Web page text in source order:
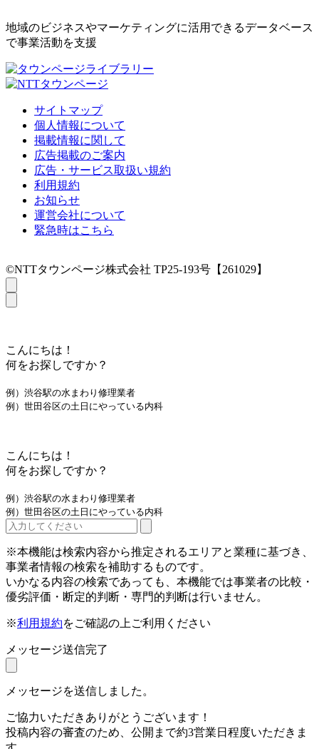
地域のビジネスやマーケティングに活用できるデータベース
で事業活動を支援
サイトマップ
個人情報について
掲載情報に関して
広告掲載のご案内
広告・サービス取扱い規約
利用規約
お知らせ
運営会社について
緊急時はこちら
©NTTタウンページ株式会社 TP25-193号【261029】
こんにちは！
何をお探しですか？
例）渋谷駅の水まわり修理業者
例）世田谷区の土日にやっている内科
こんにちは！
何をお探しですか？
例）渋谷駅の水まわり修理業者
例）世田谷区の土日にやっている内科
※本機能は検索内容から推定されるエリアと業種に基づき、
事業者情報の検索を補助するものです。
いかなる内容の検索であっても、本機能では事業者の比較・
優劣評価・断定的判断・専門的判断は行いません。
※利用規約をご確認の上ご利用ください
メッセージ送信完了
メッセージを送信しました。
ご協力いただきありがとうございます！
投稿内容の審査のため、公開まで約3営業日程度いただきま